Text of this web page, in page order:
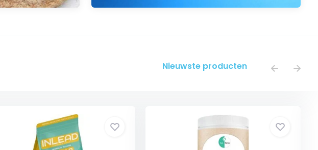
Nieuwste producten